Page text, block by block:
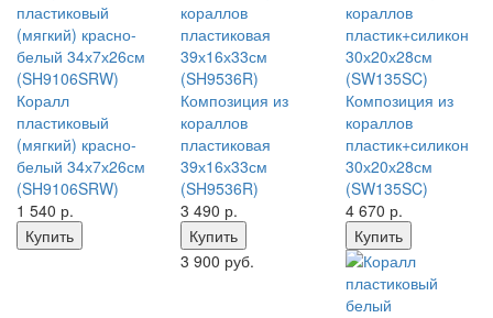
Коралл
пластиковый
(мягкий) красно-
белый 34х7х26см
(SH9106SRW)
1 540 р.
Купить
Композиция из
кораллов
пластиковая
39х16х33см
(SH9536R)
3 490 р.
Купить
3 900 руб.
Композиция из
кораллов
пластик+силикон
30х20х28см
(SW135SC)
4 670 р.
Купить